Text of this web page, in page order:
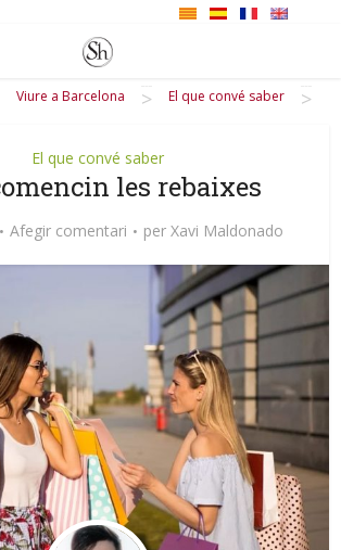
Viure a Barcelona > El que convé saber >
El que convé saber
les rebaixes
Afegir comentari per Xavi Maldonado